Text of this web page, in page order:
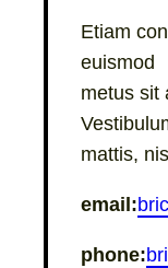
Etiam
euismod
metus sit
mattis,
email:
phone: